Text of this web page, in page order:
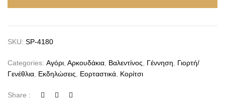
SKU: SP-4180
Categories: Αγόρι, Αρκουδάκια, Βαλεντίνος, Γέννηση, Γιορτή/
Γενέθλια, Εκδηλώσεις, Εορταστικά, Κορίτσι
Share :